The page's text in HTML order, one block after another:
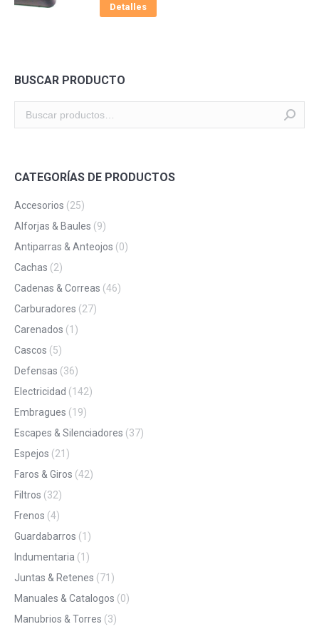
Detalles
BUSCAR PRODUCTO
CATEGORÍAS DE PRODUCTOS
Accesorios (25)
Alforjas & Baules (9)
Antiparras & Anteojos (0)
Cachas (2)
Cadenas & Correas (46)
Carburadores (27)
Carenados (1)
Cascos (5)
Defensas (36)
Electricidad (142)
Embragues (19)
Escapes & Silenciadores (37)
Espejos (21)
Faros & Giros (42)
Filtros (32)
Frenos (4)
Guardabarros (1)
Indumentaria (1)
Juntas & Retenes (71)
Manuales & Catalogos (0)
Manubrios & Torres (3)